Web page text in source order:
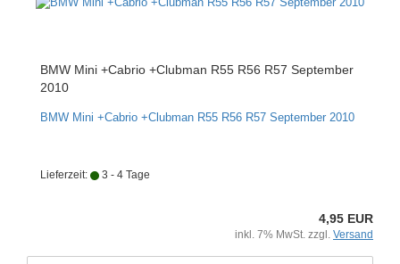
BMW Mini +Cabrio +Clubman R55 R56 R57 September
2010
BMW Mini +Cabrio +Clubman R55 R56 R57 September 2010
Lieferzeit: 3 - 4 Tage
4,95 EUR
inkl. 7% MwSt. zzgl. Versand